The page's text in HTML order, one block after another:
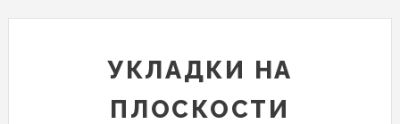
УКЛАДКИ НА
ПЛОСКОСТИ